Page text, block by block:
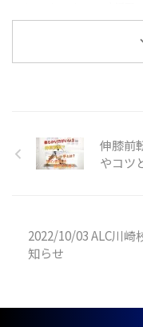
手したら一気に足を地面の
起きに関するトレーニング
介です。さまざまな跳ね起
やアクロバットを用いる競技
で利用されることの多い技
の形としては前方系の技に
の技名としては、 １．ハン
プリング https://y ...
伸膝前
やコツ
2022/10/03 ALC川崎
知らせ